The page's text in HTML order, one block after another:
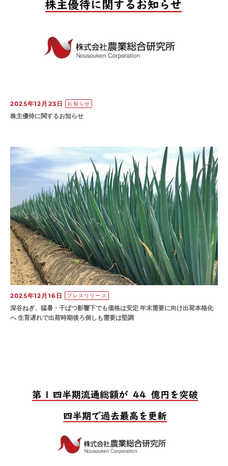
2025年12月23日 お知らせ
株主優待に関するお知らせ
2025年12月16日 プレスリリース
深谷ねぎ、猛暑・干ばつ影響下でも価格は安定 年末需要に向け出荷本格化
へ 生育遅れで出荷時期後ろ倒しも需要は堅調